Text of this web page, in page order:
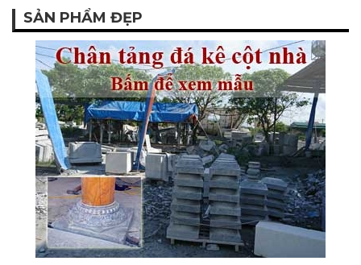
SẢN PHẨM ĐẸP